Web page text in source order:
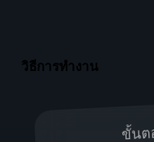
วิธีการทำงาน
ขั้นต